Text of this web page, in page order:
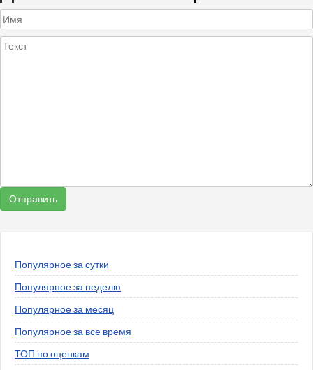
Популярное за сутки
Популярное за неделю
Популярное за месяц
Популярное за все время
ТОП по оценкам